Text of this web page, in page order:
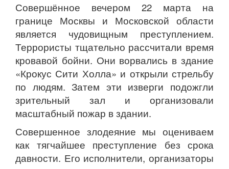
Совершённое вечером 22 марта на
границе Москвы и Московской области
является чудовищным преступлением.
Террористы тщательно рассчитали время
кровавой бойни. Они ворвались в здание
«Крокус Сити Холла» и открыли стрельбу
по людям. Затем эти изверги подожгли
зрительный зал и организовали
масштабный пожар в здании.
Совершенное злодеяние мы оцениваем
как тягчайшее преступление без срока
давности. Его исполнители, организаторы